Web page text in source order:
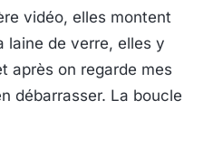
vidéo, elles montent
laine de verre, elles y
après on regarde mes
débarrasser. La boucle